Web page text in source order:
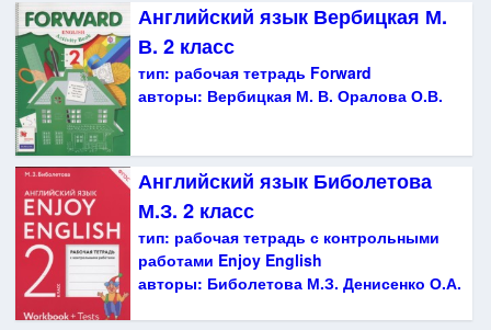
Английский язык Вербицкая М.
В. 2 класс
тип: рабочая тетрадь Forward
авторы: Вербицкая М. В. Оралова О.В.
Английский язык Биболетова
М.З. 2 класс
тип: рабочая тетрадь с контрольными
работами Enjoy English
авторы: Биболетова М.З. Денисенко О.А.